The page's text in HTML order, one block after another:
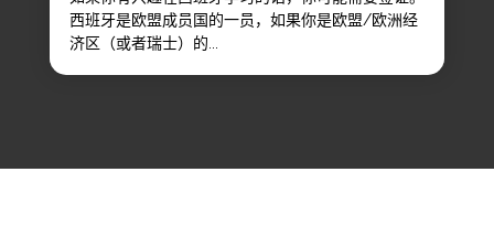
西班牙是欧盟成员国的一员，如果你是欧盟/欧洲经
济区（或者瑞士）的...